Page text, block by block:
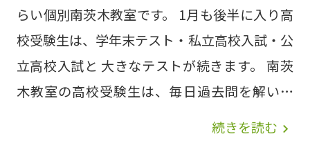
らい個別南茨木教室です。 1月も後半に入り高
校受験生は、学年末テスト・私立高校入試・公
立高校入試と 大きなテストが続きます。 南茨
木教室の高校受験生は、毎日過去問を解いた
続きを読む navigate_next